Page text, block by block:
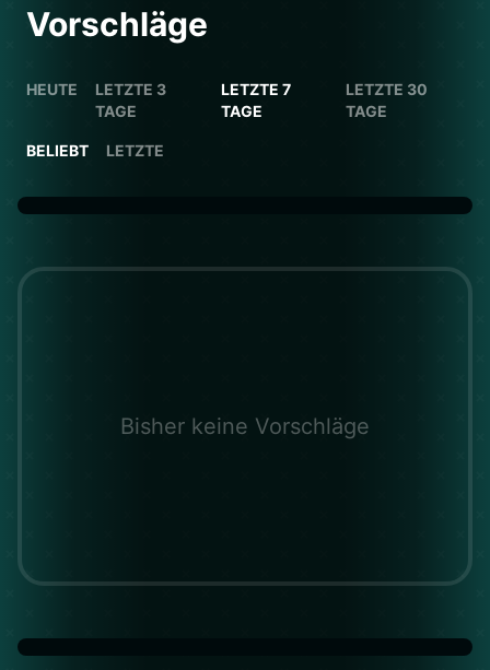
Vorschläge
HEUTE
LETZTE 3
TAGE
LETZTE 7
TAGE
LETZTE 30
TAGE
BELIEBT LETZTE
Bisher keine Vorschläge